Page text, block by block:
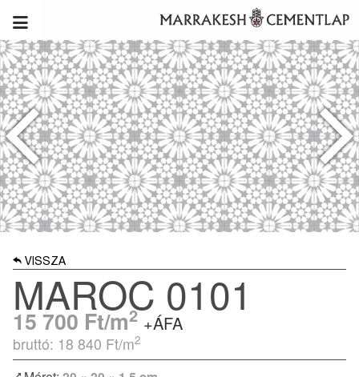
VISSZA
MAROC 0101
15 700 Ft/m2 +ÁFA
bruttó: 18 840 Ft/m2